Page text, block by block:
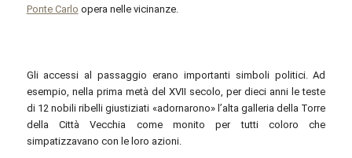
Ponte Carlo opera nelle vicinanze.
Gli accessi al passaggio erano importanti simboli politici. Ad
esempio, nella prima metà del XVII secolo, per dieci anni le teste
di 12 nobili ribelli giustiziati «adornarono» l’alta galleria della Torre
della Città Vecchia come monito per tutti coloro che
simpatizzavano con le loro azioni.